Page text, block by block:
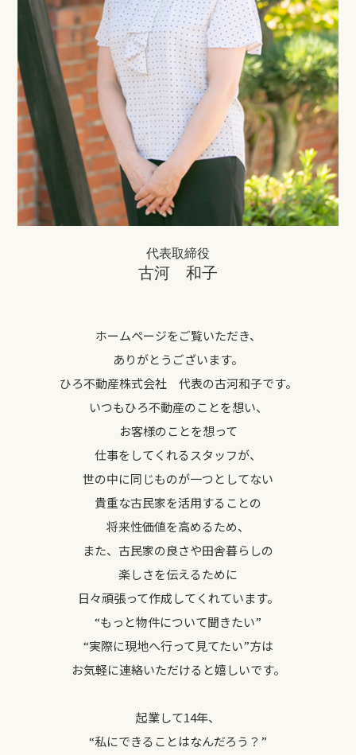
代表取締役
古河 和子
ホームページをご覧いただき、
ありがとうございます。
ひろ不動産株式会社 代表の古河和子です。
いつもひろ不動産のことを想い、
お客様のことを想って
仕事をしてくれるスタッフが、
世の中に同じものが一つとしてない
貴重な古民家を活用することの
将来性価値を高めるため、
また、古民家の良さや田舎暮らしの
楽しさを伝えるために
日々頑張って作成してくれています。
“もっと物件について聞きたい”
“実際に現地へ行って見てたい”方は
お気軽に連絡いただけると嬉しいです。
起業して14年、
“私にできることはなんだろう？”